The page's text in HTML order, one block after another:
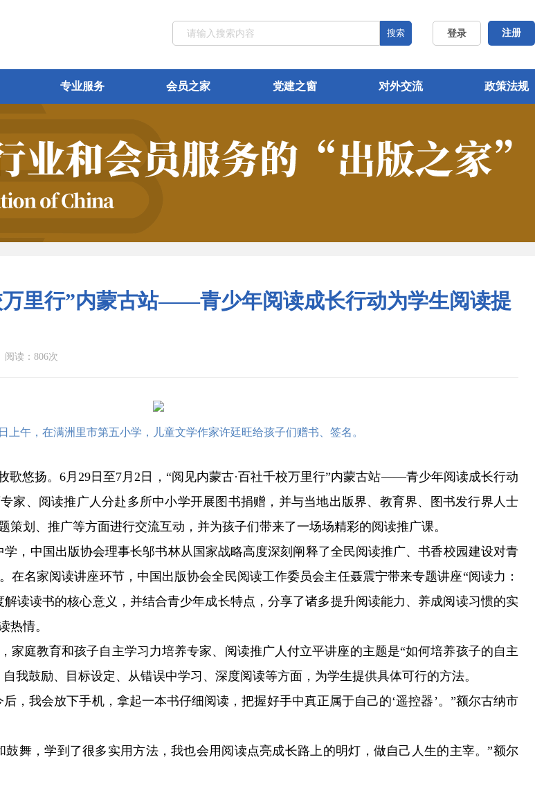
登录 注册
搜索
专业服务 会员之家 党建之窗 对外交流 政策法规
万里行”内蒙古站——青少年阅读成长行动为学生阅读提
阅读：806次
午，在满洲里市第五小学，儿童文学作家许廷旺给孩子们赠书、签名。
悠扬。6月29日至7月2日，“阅见内蒙古·百社千校万里行”内蒙古站——青少年阅读成长行动
家、阅读推广人分赴多所中小学开展图书捐赠，并与当地出版界、教育界、图书发行界人士
策划、推广等方面进行交流互动，并为孩子们带来了一场场精彩的阅读推广课。
中国出版协会理事长邬书林从国家战略高度深刻阐释了全民阅读推广、书香校园建设对青
在名家阅读讲座环节，中国出版协会全民阅读工作委员会主任聂震宁带来专题讲座“阅读力：
读读书的核心意义，并结合青少年成长特点，分享了诸多提升阅读能力、养成阅读习惯的实
热情。
庭教育和孩子自主学习力培养专家、阅读推广人付立平讲座的主题是“如何培养孩子的自主
我鼓励、目标设定、从错误中学习、深度阅读等方面，为学生提供具体可行的方法。
我会放下手机，拿起一本书仔细阅读，把握好手中真正属于自己的‘遥控器’。”额尔古纳市
，学到了很多实用方法，我也会用阅读点亮成长路上的明灯，做自己人生的主宰。”额尔